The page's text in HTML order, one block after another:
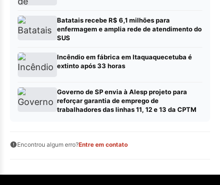
Batatais recebe R$ 6,1 milhões para
enfermagem e amplia rede de atendimento do
SUS
Incêndio em fábrica em Itaquaquecetuba é
extinto após 33 horas
Governo de SP envia à Alesp projeto para
reforçar garantia de emprego de
trabalhadores das linhas 11, 12 e 13 da CPTM
Encontrou algum erro?Entre em contato